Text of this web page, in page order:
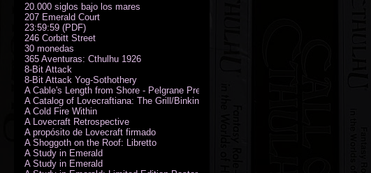
20.000 siglos bajo los mares
207 Emerald Court
23:59:59 (PDF)
246 Corbitt Street
30 monedas
365 Aventuras: Cthulhu 1926
8-Bit Attack
8-Bit Attack Yog-Sothothery
A Cable's Length from Shore - Pelgrane Press' FreeRPG 2018 (PDF)
A Catalog of Lovecraftiana: The Grill/Binkin Collection
A Cold Fire Within
A Lovecraft Retrospective
A propósito de Lovecraft firmado
A Shoggoth on the Roof: Libretto
A Study in Emerald
A Study in Emerald